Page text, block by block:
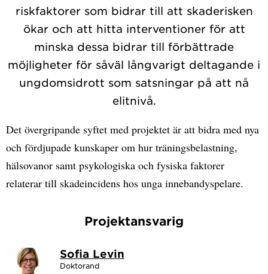
riskfaktorer som bidrar till att skaderisken
ökar och att hitta interventioner för att
minska dessa bidrar till förbättrade
möjligheter för såväl långvarigt deltagande i
ungdomsidrott som satsningar på att nå
elitnivå.
Det övergripande syftet med projektet är att bidra med nya
och fördjupade kunskaper om hur träningsbelastning,
hälsovanor samt psykologiska och fysiska faktorer
relaterar till skadeincidens hos unga innebandyspelare.
Projektansvarig
Sofia Levin
Doktorand